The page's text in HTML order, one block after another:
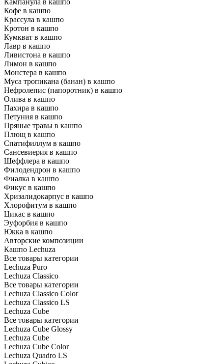
Кампанула в кашпо
Кофе в кашпо
Крассула в кашпо
Кротон в кашпо
Кумкват в кашпо
Лавр в кашпо
Ливистона в кашпо
Лимон в кашпо
Монстера в кашпо
Муса тропикана (банан) в кашпо
Нефролепис (папоротник) в кашпо
Олива в кашпо
Пахира в кашпо
Петуния в кашпо
Пряные травы в кашпо
Плющ в кашпо
Спатифиллум в кашпо
Сансевиерия в кашпо
Шеффлера в кашпо
Филодендрон в кашпо
Фиалка в кашпо
Фикус в кашпо
Хризалидокарпус в кашпо
Хлорофитум в кашпо
Цикас в кашпо
Эуфорбия в кашпо
Юкка в кашпо
Авторские композиции
Кашпо Lechuza
Все товары категории
Lechuza Puro
Lechuza Classico
Все товары категории
Lechuza Classico Color
Lechuza Classico LS
Lechuza Cube
Все товары категории
Lechuza Cube Glossy
Lechuza Cube
Lechuza Cube Color
Lechuza Quadro LS